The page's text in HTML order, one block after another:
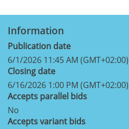
Information
Publication date
6/1/2026 11:45 AM (GMT+02:00)
Closing date
6/16/2026 1:00 PM (GMT+02:00)
Accepts parallel bids
No
Accepts variant bids